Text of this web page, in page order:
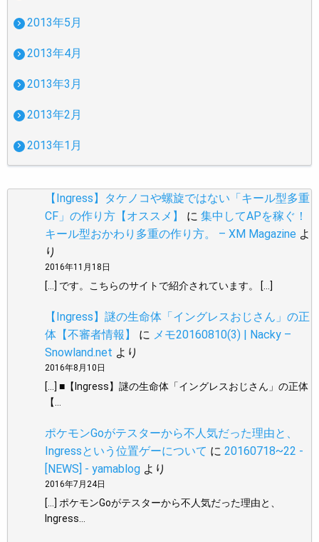
2013年5月
2013年4月
2013年3月
2013年2月
2013年1月
【Ingress】タケノコや螺旋ではない「キール型多重
CF」の作り方【オススメ】
に 集中してAPを稼ぐ！
キール型おかわり多重の作り方。 – XM Magazine よ
り
2016年11月18日
[…] です。こちらのサイトで紹介されています。 […]
【Ingress】謎の生命体「イングレスおじさん」の正
体【不審者情報】
に メモ20160810(3) | Nacky –
Snowland.net より
2016年8月10日
[…] ■【Ingress】謎の生命体「イングレスおじさん」の正体
【…
ポケモンGoがテスターから不人気だった理由と、
Ingressという位置ゲーについて に 20160718~22 -
[NEWS] - yamablog より
2016年7月24日
[…] ポケモンGoがテスターから不人気だった理由と、
Ingress…